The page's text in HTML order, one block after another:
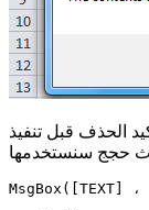
الحذف قبل تنفيذ